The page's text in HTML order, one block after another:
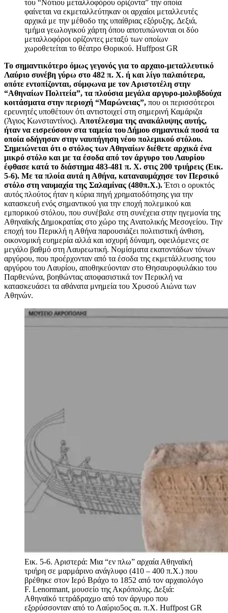
του “Νότιου μεταλλοφόρου ορίζοντα” την οποία
φαίνεται να εκμεταλλεύτηκαν οι αρχαίοι μεταλλευτές
αρχικά με την μέθοδο της υπαίθριας εξόρυξης. Δεξιά,
τμήμα γεωλογικού χάρτη όπου αποτυπώνονται οι δύο
μεταλλοφόροι ορίζοντες μεταξύ των οποίων
χωροθετείται το θέατρο Θορικού. Huffpost GR
Το σημαντικότερο όμως γεγονός για το αρχαιο-μεταλλευτικό
Λαύριο συνέβη γύρω στο 482 π. Χ. ή και λίγο παλαιότερα,
οπότε εντοπίζονται, σύμφωνα με τον Αριστοτέλη στην
“Αθηναίων Πολιτεία”, τα πλούσια μεγάλα αργυρο-μολυβδούχα
κοιτάσματα στην περιοχή “Μαρώνειας”, που οι περισσότεροι
ερευνητές υποθέτουν ότι αντιστοιχεί στη σημερινή Καμάριζα
(Άγιος Κωνσταντίνος). Αποτέλεσμα της ανακάλυψης αυτής,
ήταν να εισρεύσουν στα ταμεία του Δήμου σημαντικά ποσά τα
οποία οδήγησαν στην ναυπήγηση νέου πολεμικού στόλου.
Σημειώνεται ότι ο στόλος των Αθηναίων διέθετε αρχικά ένα
μικρό στόλο και με τα έσοδα από τον άργυρο του Λαυρίου
έφθασε κατά το διάστημα 483-481 π. Χ. στις 200 τριήρεις (Εικ.
5-6). Με τα πλοία αυτά η Αθήνα, καταναυμάχησε τον Περσικό
στόλο στη ναυμαχία της Σαλαμίνας (480π.Χ.).Έτσι ο ορυκτός
αυτός πλούτος ήταν η κύρια πηγή χρηματοδότησης για την
κατασκευή ενός σημαντικού για την εποχή πολεμικού και
εμπορικού στόλου, που συνέβαλε στη συνέχεια στην ηγεμονία της
Αθηναϊκής Δημοκρατίας στο χώρο της Ανατολικής Μεσογείου. Την
εποχή του Περικλή η Αθήνα παρουσιάζει πολιτιστική άνθιση,
οικονομική ευημερία αλλά και ισχυρή δύναμη, οφειλόμενες σε
μεγάλο βαθμό στη Λαυρεωτική. Νομίσματα εκατοντάδων τόνων
αργύρου, που προέρχονταν από τα έσοδα της εκμετάλλευσης του
αργύρου του Λαυρίου, αποθηκεύονταν στο Θησαυροφυλάκιο του
Παρθενώνα, βοηθώντας αποφασιστικά τον Περικλή να
κατασκευάσει τα αθάνατα μνημεία του Χρυσού Αιώνα των
Αθηνών.
Εικ. 5-6. Αριστερά: Μια “εν πλω” αρχαία Αθηναϊκή
τριήρη σε μαρμάρινο ανάγλυφο (410 – 400 π.Χ.) που
βρέθηκε στον Ιερό Βράχο τo 1852 από τον αρχαιολόγο
F. Lenormant, μουσείο της Ακρόπολης. Δεξιά:
Αθηναϊκό τετράδραχμο από τον άργυρο που
εξορύσσονταν από το Λαύριο5ος αι. π.Χ. Huffpost GR